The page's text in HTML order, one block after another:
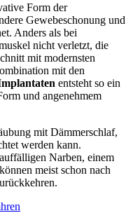
Form der
Gewebeschonung und
Anders als bei
nicht verletzt, die
mit modernsten
mit den
entsteht so ein
und angenehmem
mit Dämmerschlaf,
werden kann.
Narben, einem
meist schon nach